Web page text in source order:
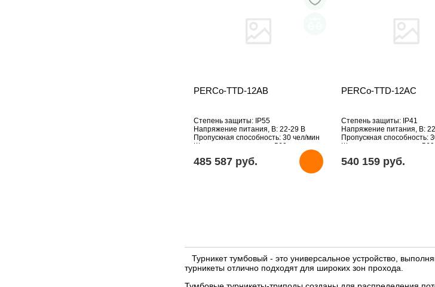
PERCo-TTD-12AB
Степень защиты: IP55
Напряжение питания, В: 22-29 В
Пропускная способность: 30 чел/мин
Ширина зоны прохода: 560 мм
тумбовый
485 587 pуб.
PERCo-TTD-12AC
Степень защиты: IP41
Напряжение питания, В:
Пропускная способность:
Ширина зоны прохода: 560
Особенности: Турникет-
тумбовый
540 159 pуб.
Турникет тумбовый - это универсальное устройство,
турникеты отлично подходят для широких зон прохода.